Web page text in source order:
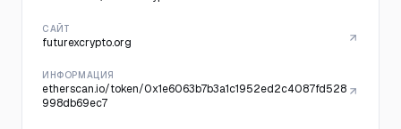
САЙТ
futurexcrypto.org
ИНФОРМАЦИЯ
etherscan.io/token/0x1e6063b7b3a1c1952ed2c4087fd528
998db69ec7